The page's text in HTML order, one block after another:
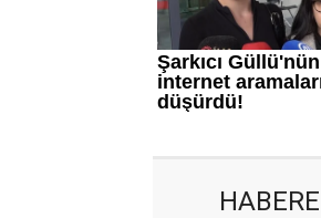
HABERE